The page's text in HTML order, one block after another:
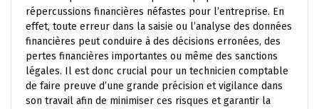
répercussions financières néfastes pour l’entreprise. En
effet, toute erreur dans la saisie ou l’analyse des données
financières peut conduire à des décisions erronées, des
pertes financières importantes ou même des sanctions
légales. Il est donc crucial pour un technicien comptable
de faire preuve d’une grande précision et vigilance dans
son travail afin de minimiser ces risques et garantir la